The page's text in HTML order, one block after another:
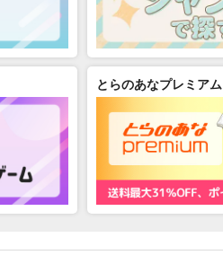
とらのあなプレミアム